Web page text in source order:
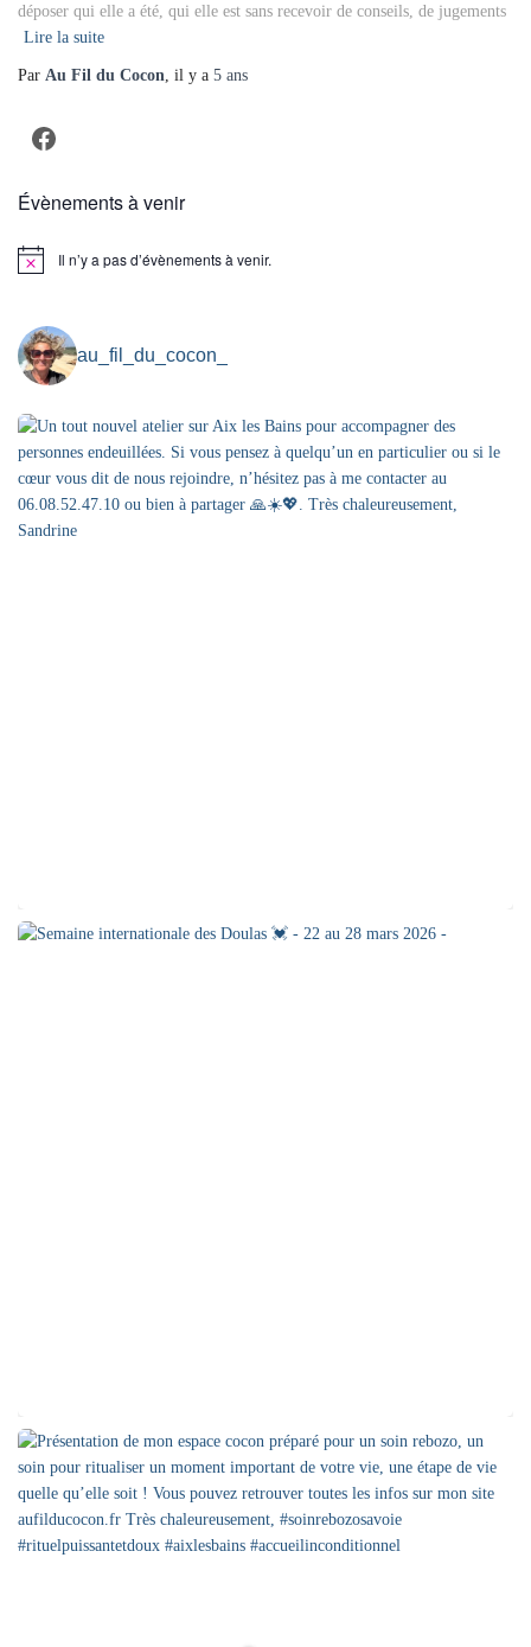
déposer qui elle a été, qui elle est sans recevoir de conseils, de jugements
Lire la suite
Par Au Fil du Cocon , il y a 5 ans
Facebook
Évènements à venir
Notice Il n’y a pas d’évènements à venir.
au_fil_du_cocon_